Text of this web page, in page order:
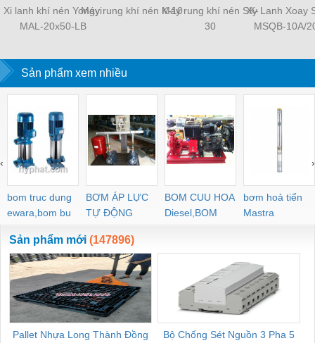
Xi lanh khí nén Yongyi
MAL-20x50-LB
Máy rung khí nén K-10Máy rung khí nén SK-
30
Xy Lanh Xoay
MSQB-10A/
Sản phẩm xem nhiều
bom truc dung
ewara,bom bu
ewara
BƠM ÁP LỰC
TỰ ĐỘNG
BOM CUU HOA
Diesel,BOM
CHUA CHAY
bơm hoả tiển
Mastra
‹ ›
Sản phẩm mới (147896)
Pallet Nhựa Long Thành Đồng
Bộ Chống Sét Nguồn 3 Pha 5